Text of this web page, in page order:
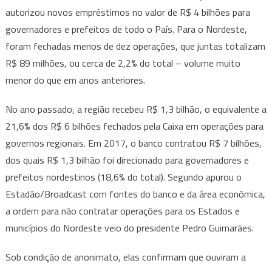
autorizou novos empréstimos no valor de R$ 4 bilhões para
governadores e prefeitos de todo o País. Para o Nordeste,
foram fechadas menos de dez operações, que juntas totalizam
R$ 89 milhões, ou cerca de 2,2% do total – volume muito
menor do que em anos anteriores.
No ano passado, a região recebeu R$ 1,3 bilhão, o equivalente a
21,6% dos R$ 6 bilhões fechados pela Caixa em operações para
governos regionais. Em 2017, o banco contratou R$ 7 bilhões,
dos quais R$ 1,3 bilhão foi direcionado para governadores e
prefeitos nordestinos (18,6% do total). Segundo apurou o
Estadão/Broadcast com fontes do banco e da área econômica,
a ordem para não contratar operações para os Estados e
municípios do Nordeste veio do presidente Pedro Guimarães.
Sob condição de anonimato, elas confirmam que ouviram a